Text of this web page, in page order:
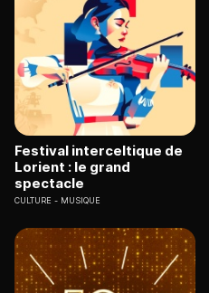
Festival interceltique de
Lorient : le grand
spectacle
CULTURE MUSIQUE